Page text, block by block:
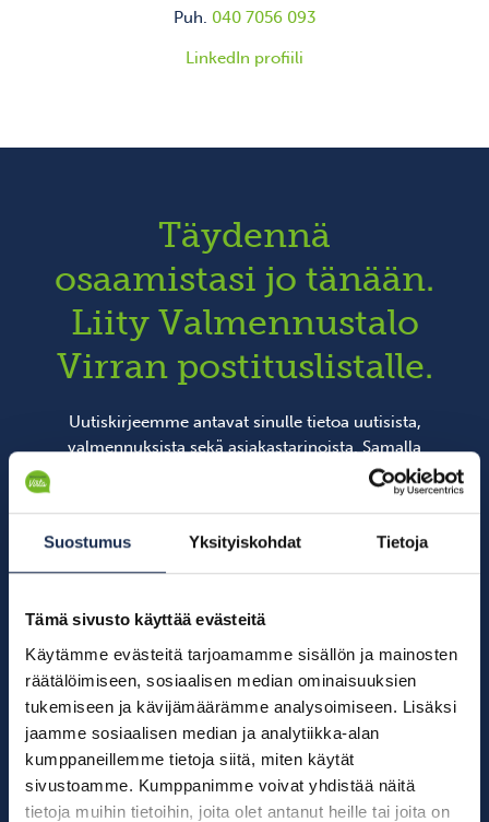
Suostumus Yksityiskohdat Tietoja
Tämä sivusto käyttää evästeitä
Käytämme evästeitä tarjoamamme sisällön ja mainosten
räätälöimiseen, sosiaalisen median ominaisuuksien
tukemiseen ja kävijämäärämme analysoimiseen. Lisäksi
jaamme sosiaalisen median ja analytiikka-alan
kumppaneillemme tietoja siitä, miten käytät
sivustoamme. Kumppanimme voivat yhdistää näitä
tietoja muihin tietoihin, joita olet antanut heille tai joita on
Puh. 040 7056 093
LinkedIn profiili
Täydennä
osaamistasi jo tänään.
Liity Valmennustalo
Virran postituslistalle.
Uutiskirjeemme antavat sinulle tietoa uutisista,
valmennuksista sekä asiakastarinoista. Samalla
tiedot.